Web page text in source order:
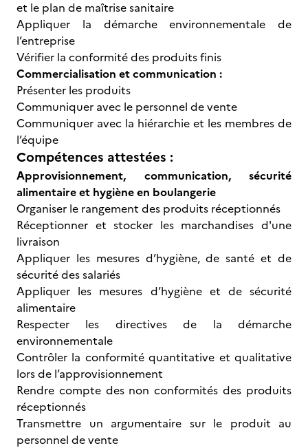
et le plan de maîtrise sanitaire
Appliquer la démarche environnementale de
l’entreprise
Vérifier la conformité des produits finis
Commercialisation et communication :
Présenter les produits
Communiquer avec le personnel de vente
Communiquer avec la hiérarchie et les membres de
l’équipe
Compétences attestées :
Approvisionnement, communication, sécurité
alimentaire et hygiène en boulangerie
Organiser le rangement des produits réceptionnés
Réceptionner et stocker les marchandises d'une
livraison
Appliquer les mesures d’hygiène, de santé et de
sécurité des salariés
Appliquer les mesures d’hygiène et de sécurité
alimentaire
Respecter les directives de la démarche
environnementale
Contrôler la conformité quantitative et qualitative
lors de l’approvisionnement
Rendre compte des non conformités des produits
réceptionnés
Transmettre un argumentaire sur le produit au
personnel de vente